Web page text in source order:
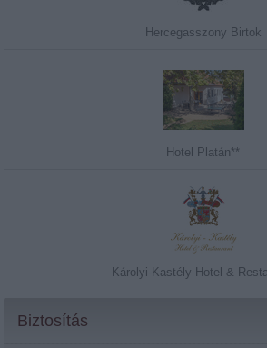
Hercegasszony Birtok
Hotel Platán**
Károlyi-Kastély Hotel &
Biztosítás